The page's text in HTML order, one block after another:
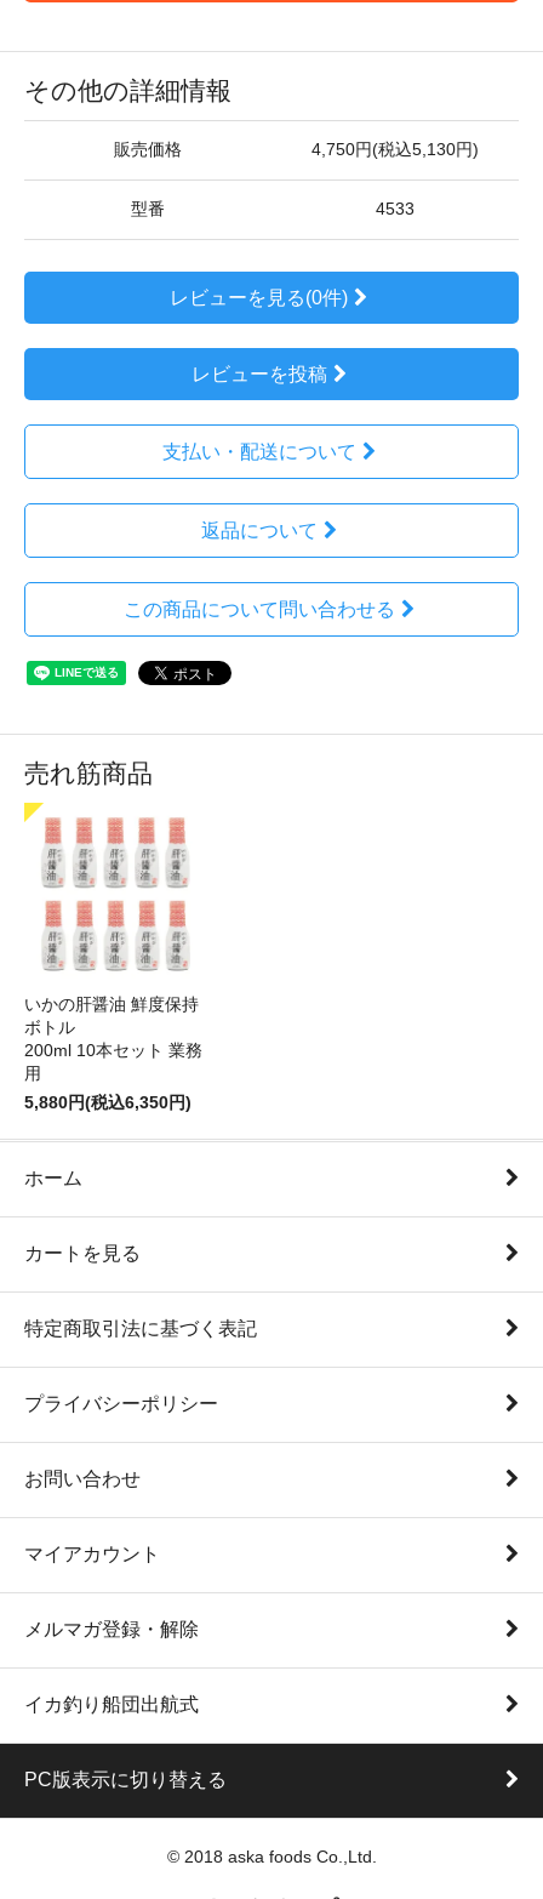
その他の詳細情報
販売価格 4,750円(税込5,130円)
型番 4533
レビューを見る(0件)
レビューを投稿
支払い・配送について
返品について
この商品について問い合わせる
売れ筋商品
いかの肝醤油 鮮度保持
ボトル
200ml 10本セット 業務
用
5,880円(税込6,350円)
ホーム
カートを見る
特定商取引法に基づく表記
プライバシーポリシー
お問い合わせ
マイアカウント
メルマガ登録・解除
イカ釣り船団出航式
PC版表示に切り替える
© 2018 aska foods Co.,Ltd.